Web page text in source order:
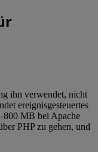
ihn verwendet, nicht
ereignisgesteuertes
MB bei Apache
PHP zu gehen, und